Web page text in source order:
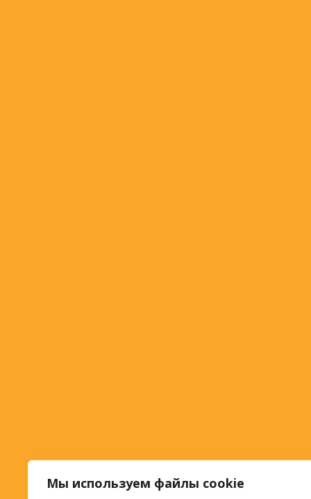
Мы используем файлы cookie